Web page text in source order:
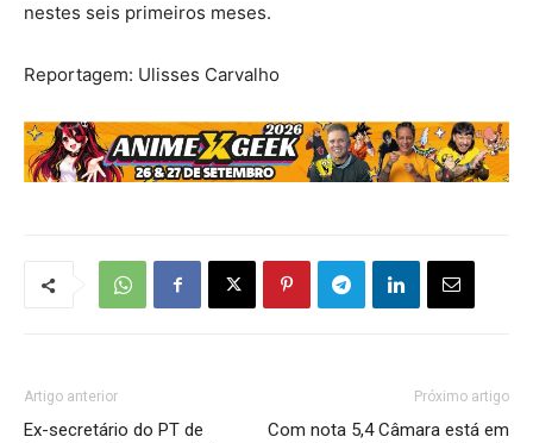
nestes seis primeiros meses.
Reportagem: Ulisses Carvalho
Artigo anterior
Ex-secretário do PT de
Próximo artigo
Com nota 5,4 Câmara está em